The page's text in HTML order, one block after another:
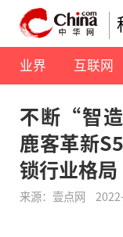
业界 互联网
不断“智
鹿客革新
锁行业格局
来源：壹点网